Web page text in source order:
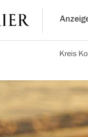
Kreis